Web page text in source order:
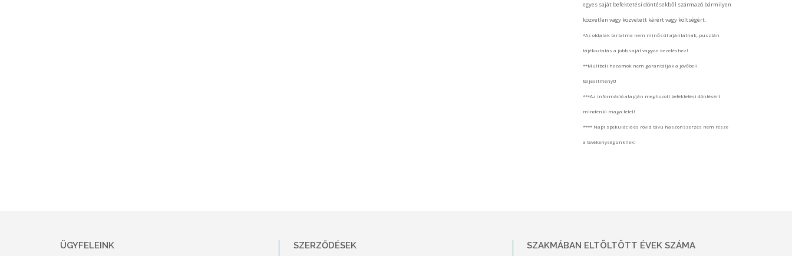
egyes saját befektetési döntésekből származó bármilyen
közvetlen vagy közvetett kárért vagy költségért.
*Az oldalak tartalma nem minősül ajánlatnak, pusztán
tájékoztatás a jobb saját vagyon kezeléshez!
**Múltbeli hozamok nem garantálják a jövőbeli
teljesítményt!
***Az információ alapján meghozott befektetési döntésért
mindenki maga felel!
**** Napi spekuláció és rövid távú haszonszerzés nem része
a tevékenységünknek!
ÜGYFELEINK SZERZŐDÉSEK SZAKMÁBAN ELTÖLTÖTT ÉVEK SZÁMA